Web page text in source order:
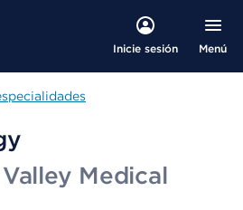
Inicie sesión Menú
Medical